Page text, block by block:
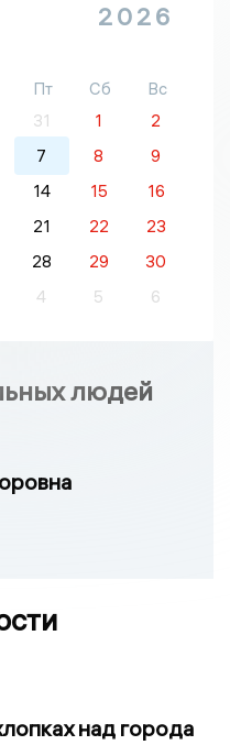
2026
Пт Сб
Вс
31 1
2
7 8
9
14 15
16
21 22
23
28 29
30
4 5 6
людей
над города